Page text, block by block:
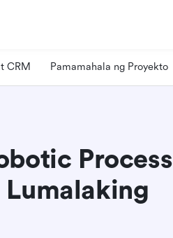
CRM Pamamahala ng Proyekto
Process